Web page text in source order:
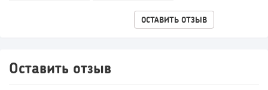
Конференции августа 2026: лучшие мероприятия месяца
ОСТАВИТЬ ОТЗЫВ
Оставить отзыв